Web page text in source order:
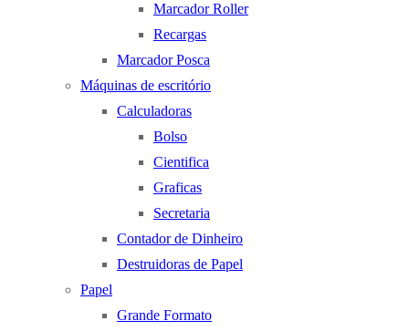
Marcador Roller
Recargas
Marcador Posca
Máquinas de escritório
Calculadoras
Bolso
Cientifica
Graficas
Secretaria
Contador de Dinheiro
Destruidoras de Papel
Papel
Grande Formato